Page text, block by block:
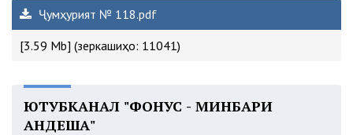
Ҷумҳурият № 118.pdf
[3.59 Mb] (зеркашиҳо: 11041)
ЮТУБКАНАЛ "ФОНУС - МИНБАРИ
АНДЕША"